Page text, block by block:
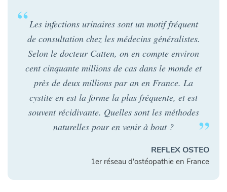
Les infections urinaires sont un motif fréquent
de consultation chez les médecins généralistes.
Selon le docteur Catten, on en compte environ
cent cinquante millions de cas dans le monde et
près de deux millions par an en France. La
cystite en est la forme la plus fréquente, et est
souvent récidivante. Quelles sont les méthodes
naturelles pour en venir à bout ?
REFLEX OSTEO
1er réseau d'ostéopathie en France